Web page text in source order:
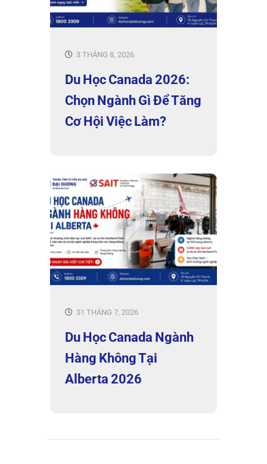
3 THÁNG 8, 2026
Du Học Canada 2026:
Chọn Ngành Gì Để Tăng
Cơ Hội Việc Làm?
31 THÁNG 7, 2026
Du Học Canada Ngành
Hàng Không Tại
Alberta 2026